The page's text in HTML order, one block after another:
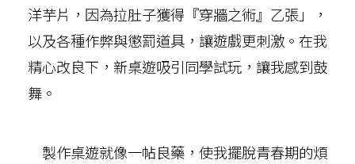
洋芋片，因為拉肚子獲得『穿牆之術』乙張」，
以及各種作弊與懲罰道具，讓遊戲更刺激。在我
精心改良下，新桌遊吸引同學試玩，讓我感到鼓
舞。
製作桌遊就像一帖良藥，使我擺脫青春期的煩